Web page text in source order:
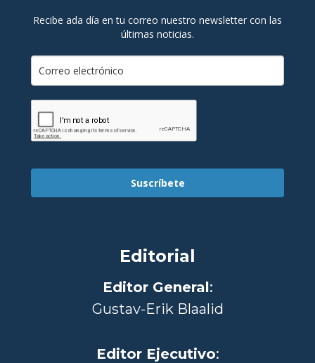
Recibe ada día en tu correo nuestro newsletter con las
últimas noticias.
Suscríbete
Editorial
Editor General :
Gustav-Erik Blaalid
Editor Ejecutivo: